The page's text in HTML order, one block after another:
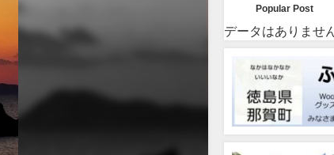
Popular Post
データはありません